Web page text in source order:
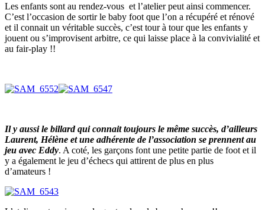
Les enfants sont au rendez-vous et l’atelier peut ainsi commencer.
C’est l’occasion de sortir le baby foot que l’on a récupéré et rénové
et il connait un véritable succès, c’est tour à tour que les enfants y
jouent ou s’improvisent arbitre, ce qui laisse place à la convivialité et
au fair-play !!
Il y aussi le billard qui connait toujours le même succès, d’ailleurs
Laurent, Hélène et une adhérente de l’association se prennent au
jeu avec Eddy. A coté, les garçons font une petite partie de foot et il
y a également le jeu d’échecs qui attirent de plus en plus
d’amateurs !